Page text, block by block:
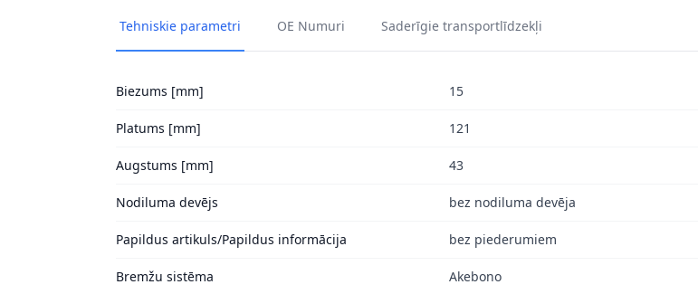
Tehniskie parametri OE Numuri Saderīgie transportlīdzekļi
Biezums [mm] 15
Platums [mm] 121
Augstums [mm] 43
Nodiluma devējs bez nodiluma devēja
Papildus artikuls/Papildus informācija bez piederumiem
Bremžu sistēma Akebono